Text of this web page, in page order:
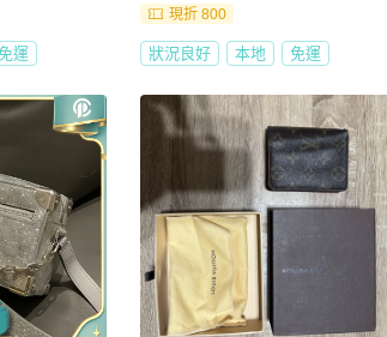
運
現折 800
狀況良好 本地 免運